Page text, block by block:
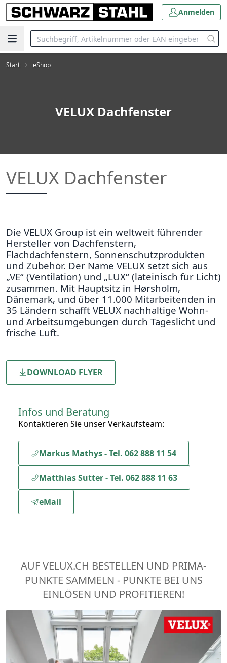
Anmelden
Start eShop
VELUX Dachfenster
VELUX Dachfenster
Die VELUX Group ist ein weltweit führender
Hersteller von Dachfenstern,
Flachdachfenstern, Sonnenschutzprodukten
und Zubehör. Der Name VELUX setzt sich aus
„VE“ (Ventilation) und „LUX“ (lateinisch für Licht)
zusammen. Mit Hauptsitz in Hørsholm,
Dänemark, und über 11.000 Mitarbeitenden in
35 Ländern schafft VELUX nachhaltige Wohn-
und Arbeitsumgebungen durch Tageslicht und
frische Luft.
DOWNLOAD FLYER
Infos und Beratung
Kontaktieren Sie unser Verkaufsteam:
Markus Mathys - Tel. 062 888 11 54
Matthias Sutter - Tel. 062 888 11 63
eMail
AUF VELUX.CH BESTELLEN UND PRIMA-
PUNKTE SAMMELN - PUNKTE BEI UNS
EINLÖSEN UND PROFITIEREN!